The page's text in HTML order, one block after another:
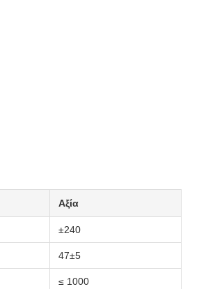
Αξία
±240
47±5
≤ 1000